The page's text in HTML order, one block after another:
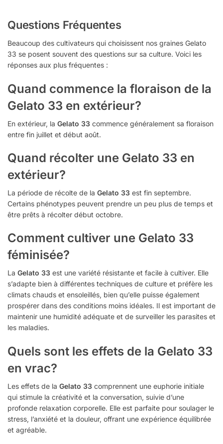
Questions Fréquentes
Beaucoup des cultivateurs qui choisissent nos graines Gelato
33 se posent souvent des questions sur sa culture. Voici les
réponses aux plus fréquentes :
Quand commence la floraison de la
Gelato 33 en extérieur?
En extérieur, la Gelato 33 commence généralement sa floraison
entre fin juillet et début août.
Quand récolter une Gelato 33 en
extérieur?
La période de récolte de la Gelato 33 est fin septembre.
Certains phénotypes peuvent prendre un peu plus de temps et
être prêts à récolter début octobre.
Comment cultiver une Gelato 33
féminisée?
La Gelato 33 est une variété résistante et facile à cultiver. Elle
s’adapte bien à différentes techniques de culture et préfère les
climats chauds et ensoleillés, bien qu’elle puisse également
prospérer dans des conditions moins idéales. Il est important de
maintenir une humidité adéquate et de surveiller les parasites et
les maladies.
Quels sont les effets de la Gelato 33
en vrac?
Les effets de la Gelato 33 comprennent une euphorie initiale
qui stimule la créativité et la conversation, suivie d’une
profonde relaxation corporelle. Elle est parfaite pour soulager le
stress, l’anxiété et la douleur, offrant une expérience équilibrée
et agréable.